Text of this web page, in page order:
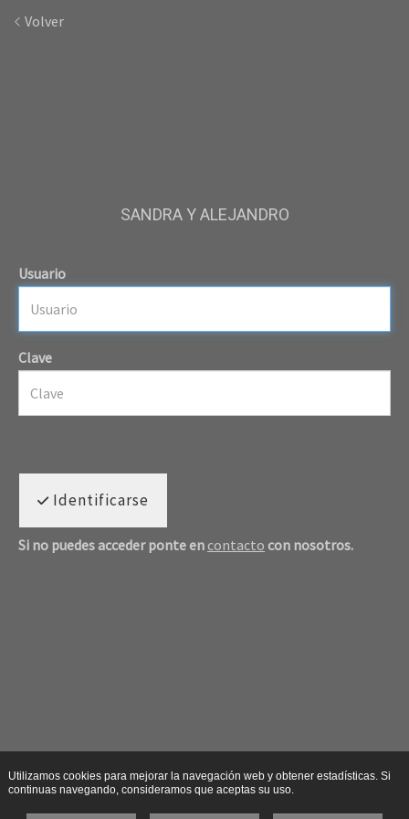
Volver
SANDRA Y ALEJANDRO
Usuario
Clave
Identificarse
Si no puedes acceder ponte en contacto con nosotros.
Utilizamos cookies para mejorar la navegación web y obtener estadísticas. Si
continuas navegando, consideramos que aceptas su uso.